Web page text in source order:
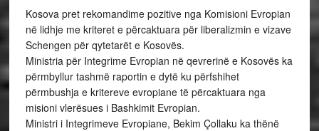
Kosova pret rekomandime pozitive nga Komisioni Evropian
në lidhje me kriteret e përcaktuara për liberalizmin e vizave
Schengen për qytetarët e Kosovës.
Ministria për Integrime Evropian në qevrerinë e Kosovës ka
përmbyllur tashmë raportin e dytë ku përfshihet
përmbushja e kritereve evropiane të përcaktuara nga
misioni vlerësues i Bashkimit Evropian.
Ministri i Integrimeve Evropiane, Bekim Çollaku ka thënë